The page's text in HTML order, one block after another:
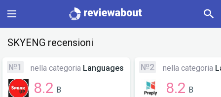
Main
Categories
Profile
SKYENG recensioni
№1 nella categoria Languages
8.2 B
№2 nella categoria
8.2 B